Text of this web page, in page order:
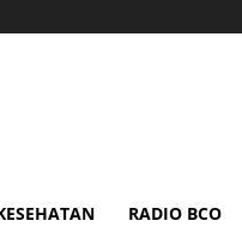
RADIO BCO